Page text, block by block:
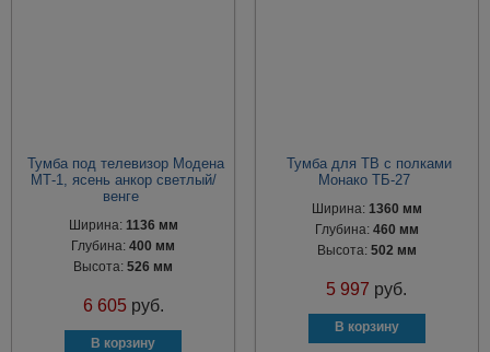
Тумба под телевизор Модена
МТ-1, ясень анкор светлый/
венге
Ширина: 1136 мм
Глубина:400 мм
Высота:526 мм
6 605 руб.
Тумба для ТВ с полками
Монако ТБ-27
Ширина: 1360 мм
Глубина: 460 мм
Высота: 502 мм
5 997 руб.